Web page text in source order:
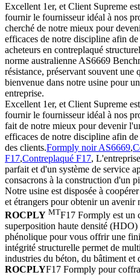
Excellent 1er, et Client Supreme
fournir le fournisseur idéal à nos
cherché de notre mieux pour
efficaces de notre discipline afin
acheteurs en contreplaqué
norme australienne AS6669
résistance, préservant souvent une
bienvenue dans notre usine pour
entreprise.
Excellent 1er, et Client Supreme
fournir le fournisseur idéal à nos
fait de notre mieux pour devenir
efficaces de notre discipline afin
des clients.Formply noir AS6669,
F17,Contreplaqué F17,
parfait et d'un système de service
consacrons à la construction d'un
Notre usine est disposée à
et étrangers pour obtenir un avenir
ROCPLY MTF17 Formply est un
superposition haute densité
phénolique pour vous offrir une
intégrité structurelle permet de
industries du béton, du bâtiment et
ROCPLYF17 Formply pour